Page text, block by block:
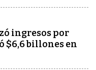
ingresos por
$6,6 billones en